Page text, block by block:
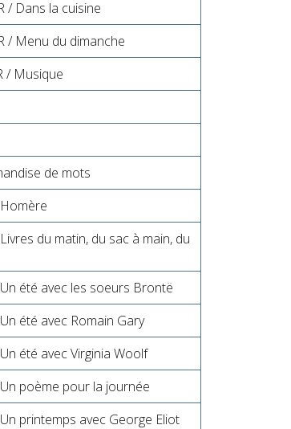
/ Dans la cuisine
/ Menu du dimanche
/ Musique
de mots
du matin, du sac à main, du
été avec les soeurs Brontë
été avec Romain Gary
été avec Virginia Woolf
poème pour la journée
printemps avec George Eliot